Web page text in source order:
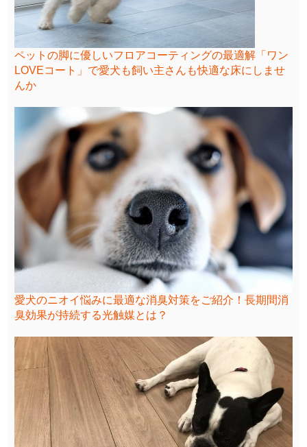
ペットの脚に優しいフロアコーティングの最適解「ワン
LOVEコート」で愛犬も飼い主さんも快適な床にしませ
んか
愛犬のニオイ悩みに最適な消臭対策をご紹介！長期間消
臭効果が持続する光触媒とは？